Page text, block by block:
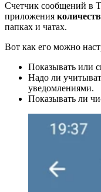
Счетчик сообщений в
приложения
папках и чатах.
Вот как его можно
Показывать или
Надо ли
уведомлениями.
Показывать ли